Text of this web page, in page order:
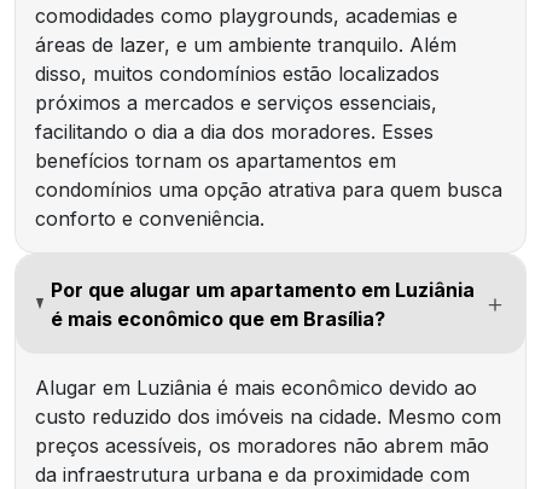
comodidades como playgrounds, academias e
áreas de lazer, e um ambiente tranquilo. Além
disso, muitos condomínios estão localizados
próximos a mercados e serviços essenciais,
facilitando o dia a dia dos moradores. Esses
benefícios tornam os apartamentos em
condomínios uma opção atrativa para quem busca
conforto e conveniência.
Por que alugar um apartamento em Luziânia
é mais econômico que em Brasília?
Alugar em Luziânia é mais econômico devido ao
custo reduzido dos imóveis na cidade. Mesmo com
preços acessíveis, os moradores não abrem mão
da infraestrutura urbana e da proximidade com